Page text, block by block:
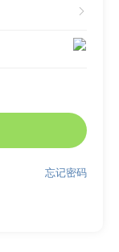

忘记密码